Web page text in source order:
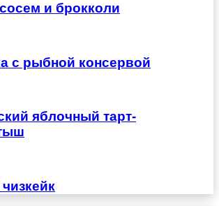
и брокколи
с рыбной консервой
яблочный тарт-